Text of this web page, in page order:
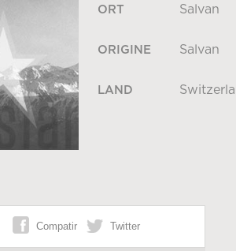
ORT Salvan
ORIGINE Salvan
LAND
Compatir Twitter